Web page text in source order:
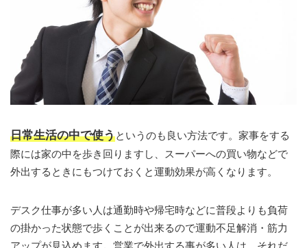
日常生活の中で使うというのも良い方法です。家事をする
際には家の中を歩き回りますし、スーパーへの買い物などで
外出するときにもつけておくと運動効果が高くなります。
デスク仕事が多い人は通勤時や帰宅時などに普段よりも負荷
の掛かった状態で歩くことが出来るので運動不足解消・筋力
アップが見込めます。営業で外出する事が多い人は、それだ